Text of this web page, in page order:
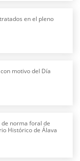
en el pleno
motivo del Día
norma foral de
Histórico de Álava